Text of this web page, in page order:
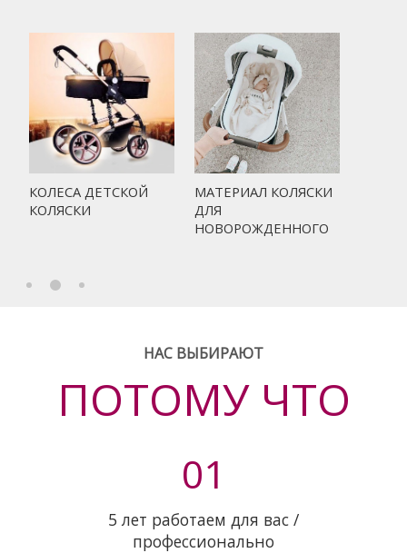
КОЛЕСА ДЕТСКОЙ
КОЛЯСКИ
МАТЕРИАЛ КОЛЯСКИ
ДЛЯ
НОВОРОЖДЕННОГО
НАС ВЫБИРАЮТ
ПОТОМУ ЧТО
01
5 лет работаем для вас /
профессионально